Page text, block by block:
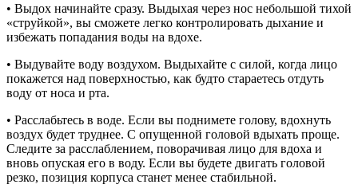
• Выдох начинайте сразу. Выдыхая через нос небольшой тихой
«струйкой», вы сможете легко контролировать дыхание и
избежать попадания воды на вдохе.
• Выдувайте воду воздухом. Выдыхайте с силой, когда лицо
покажется над поверхностью, как будто стараетесь отдуть
воду от носа и рта.
• Расслабьтесь в воде. Если вы поднимете голову, вдохнуть
воздух будет труднее. С опущенной головой вдыхать проще.
Следите за расслаблением, поворачивая лицо для вдоха и
вновь опуская его в воду. Если вы будете двигать головой
резко, позиция корпуса станет менее стабильной.